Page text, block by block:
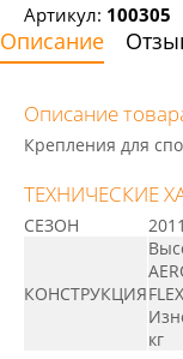
Артикул: 100305
Описание
Описание
Крепления для
ТЕХНИЧЕСКИЕ
СЕЗОН
КОНСТРУКЦИЯ
кг